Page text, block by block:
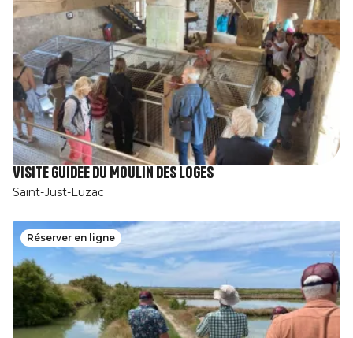
Visite guidée du Moulin des Loges
Saint-Just-Luzac
Réserver en ligne